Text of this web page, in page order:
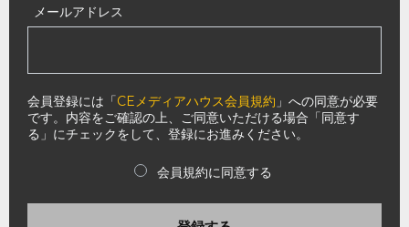
メールアドレス
会員登録には「CEメディアハウス会員規約 」への同意が必要
です。内容をご確認の上、ご同意いただける場合「同意す
る」にチェックをして、登録にお進みください。
会員規約に同意する